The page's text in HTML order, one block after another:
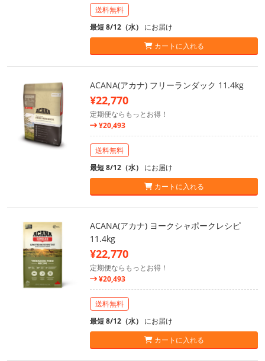
送料無料
最短 8/12（水） にお届け
カートに入れる
ACANA(アカナ) フリーランダック 11.4kg
¥22,770
定期便ならもっとお得！
¥20,493
送料無料
最短 8/12（水） にお届け
カートに入れる
ACANA(アカナ) ヨークシャポークレシピ
11.4kg
¥22,770
定期便ならもっとお得！
¥20,493
送料無料
最短 8/12（水） にお届け
カートに入れる